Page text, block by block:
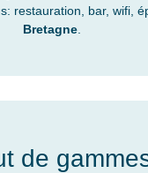
restauration, bar, wifi,
Bretagne
de